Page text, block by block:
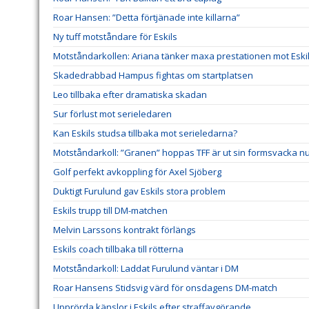
Roar Hansen: ”Detta förtjänade inte killarna”
Ny tuff motståndare för Eskils
Motståndarkollen: Ariana tänker maxa prestationen mot
Skadedrabbad Hampus fightas om startplatsen
Leo tillbaka efter dramatiska skadan
Sur förlust mot serieledaren
Kan Eskils studsa tillbaka mot serieledarna?
Motståndarkoll: ”Granen” hoppas TFF är ut sin formsvacka
Golf perfekt avkoppling för Axel Sjöberg
Duktigt Furulund gav Eskils stora problem
Eskils trupp till DM-matchen
Melvin Larssons kontrakt förlängs
Eskils coach tillbaka till rötterna
Motståndarkoll: Laddat Furulund väntar i DM
Roar Hansens Stidsvig värd för onsdagens DM-match